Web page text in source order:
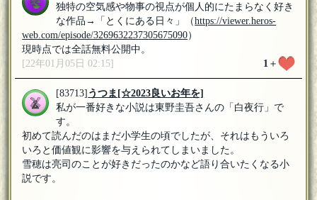
独特の空気感や物事の視点が個人的にたまらなく好き
な作品→「とくにある日々」（https://viewer.heros-
web.com/episode/3269632237305675090）
現時点では全話無料公開中。
[22年01月05日 02:15]
1＋
[83713]うつま[☆2023良いお年を]
私が一番好きな小説は東野圭吾さんの「白夜行」で
す。
初めて読んだのはまだ小学生の頃でしたが、それはもういろ
いろと価値観に影響を与えられてしまいました。
雪穂は亮司のことが好きだったのかなど語り合いたくなる小
説です。